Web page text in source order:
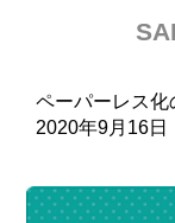
ペーパーレス化
2020年9月16日